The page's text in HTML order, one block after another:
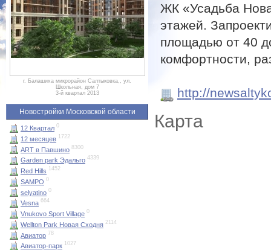
г. Балашиха микрорайон Салтыковка,, ул.
Школьная, дом 7
3-й квартал 2013
Новостройки Московской области
12 Квартал 0
12 месяцев 1722
ART в Павшино 8300
Garden park Эдальго 4339
Red Hills 1452
SAMPO 0
selyatino 0
Vesna 664
Vnukovo Sport Village 0
Wellton Park Новая Сходня 2114
Авиатор 78
Авиатор-парк 1027
ЖК «Усадьба
этажей.
площадью от 40
комфортности,
http://
Карта